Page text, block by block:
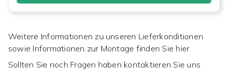
Weitere Informationen zu unseren Lieferkonditionen
sowie Informationen zur Montage finden Sie hier.
Sollten Sie noch Fragen haben kontaktieren Sie uns